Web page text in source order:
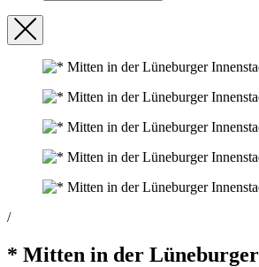
/
* Mitten in der